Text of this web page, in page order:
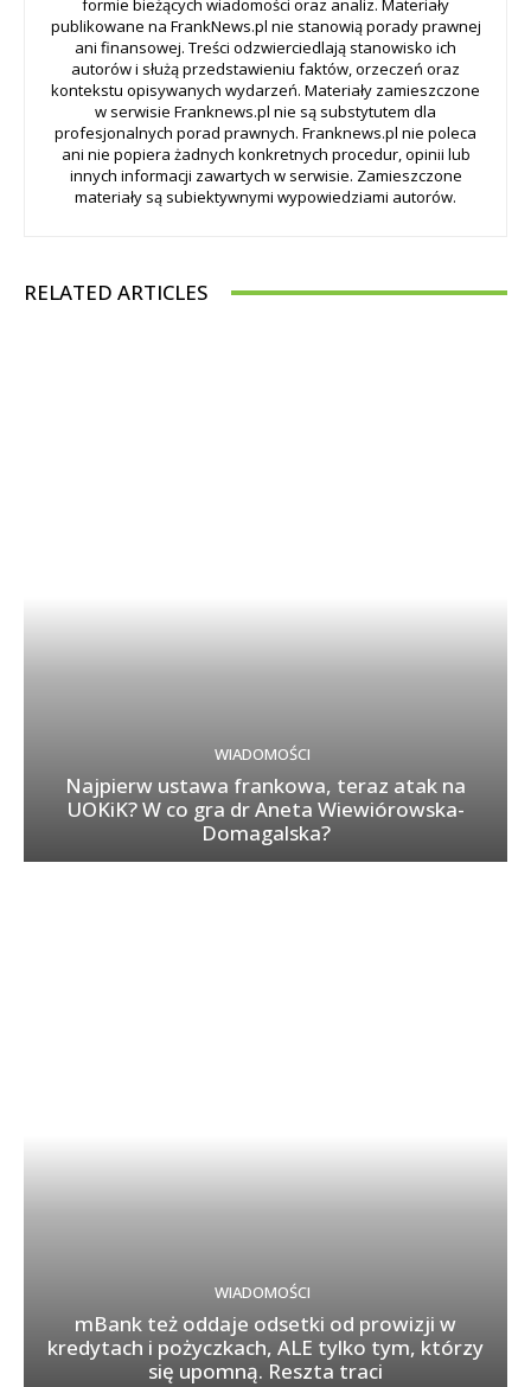
formie bieżących wiadomości oraz analiz. Materiały
publikowane na FrankNews.pl nie stanowią porady prawnej
ani finansowej. Treści odzwierciedlają stanowisko ich
autorów i służą przedstawieniu faktów, orzeczeń oraz
kontekstu opisywanych wydarzeń. Materiały zamieszczone
w serwisie Franknews.pl nie są substytutem dla
profesjonalnych porad prawnych. Franknews.pl nie poleca
ani nie popiera żadnych konkretnych procedur, opinii lub
innych informacji zawartych w serwisie. Zamieszczone
materiały są subiektywnymi wypowiedziami autorów.
RELATED ARTICLES
WIADOMOŚCI
Najpierw ustawa frankowa, teraz atak na
UOKiK? W co gra dr Aneta Wiewiórowska-
Domagalska?
WIADOMOŚCI
mBank też oddaje odsetki od prowizji w
kredytach i pożyczkach, ALE tylko tym, którzy
się upomną. Reszta traci